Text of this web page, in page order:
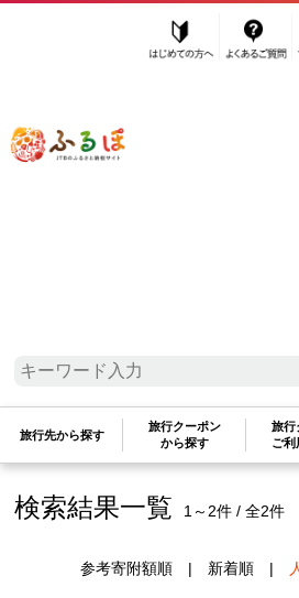
ふるぽ JTBのふるさと納税サ
旅行先から探す
旅行クーポン
から探す
旅行
ご利
肉類
検索結果一覧 1～2件 / 全2件
参考寄附額順| 新着順|